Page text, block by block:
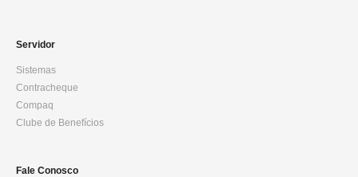
Servidor
Sistemas
Contracheque
Compaq
Clube de Benefícios
Fale Conosco